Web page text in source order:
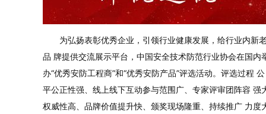
为弘扬表彰优秀企业，引领行业健康发展，给行业内新
品 牌提供交流展示平台，中国安全技术防范行业协会在国内
办“优秀安防工程商”和“优秀安防产品”评选活动。评选过程 公
平公正性强、线上线下互动参与范围广、专家评审团阵容 强
权威性高、品牌价值提升快、颁奖现场隆重、持续推广 力度